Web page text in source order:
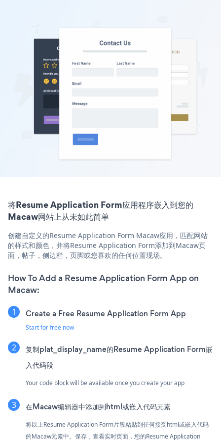
将Resume Application Form应用程序嵌入到您的
Macaw网站上从未如此简单
创建自定义的Resume Application Form Macaw应用，匹配网站
的样式和颜色，并将Resume Application Form添加到Macaw页
面，帖子，侧边栏，页脚或您喜欢的任何位置现场。
How To Add a Resume Application Form App on
Macaw:
Create a Free Resume Application Form App
Start for free now
复制plat_display_name的Resume Application Form嵌
入代码段
Your code block will be available once you create your app
在Macaw编辑器中添加到html或嵌入代码元素
将以上Resume Application Form片段粘贴到任何接受html或嵌入代码
的Macaw元素中。保存，查看实时页面，您的Resume Application